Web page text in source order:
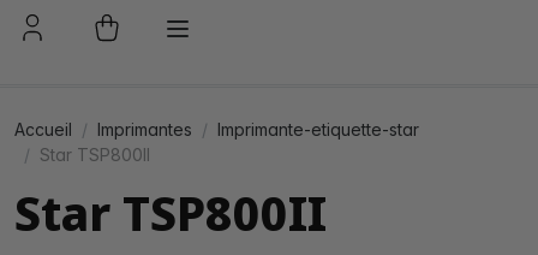
Accueil Imprimantes
Imprimante-etiquette-star
Star TSP800II
Star TSP800II